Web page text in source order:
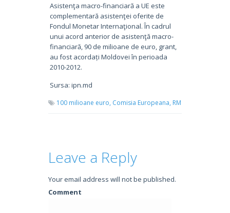
Asistenţa macro-financiară a UE este
complementară asistenţei oferite de
Fondul Monetar Internaţional. În cadrul
unui acord anterior de asistenţă macro-
financiară, 90 de milioane de euro, grant,
au fost acordați Moldovei în perioada
2010-2012.
Sursa: ipn.md
100 milioane euro, Comisia Europeana, RM
Leave a Reply
Your email address will not be published.
Comment